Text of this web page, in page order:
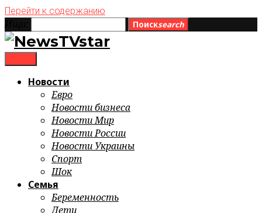
Перейти к содержанию
Поискsearch
Новости
Евро
Новости бизнеса
Новости Мир
Новости России
Новости Украины
Спорт
Шок
Семья
Беременность
Дети